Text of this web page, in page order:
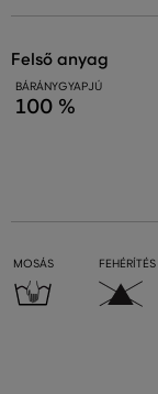
felső anyag
BÁRÁNYGYAPJÚ
100 %
MOSÁS FEHÉRÍTÉS